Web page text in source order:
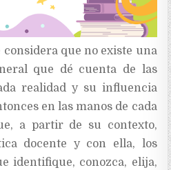
considera que no existe una
que dé cuenta de las
realidad y su influencia
en las manos de cada
a partir de su contexto,
docente y con ella, los
identifique, conozca, elija,